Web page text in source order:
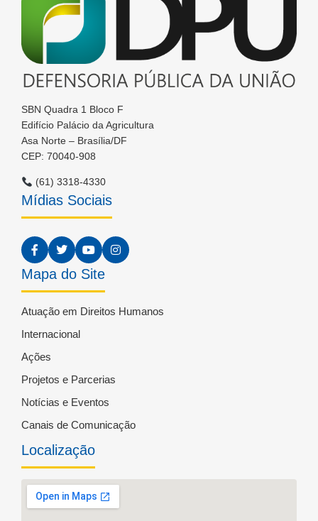
SBN Quadra 1 Bloco F
Edifício Palácio da Agricultura
Asa Norte – Brasília/DF
CEP: 70040-908
(61) 3318-4330
Mídias Sociais
Mapa do Site
Atuação em Direitos Humanos
Internacional
Ações
Projetos e Parcerias
Notícias e Eventos
Canais de Comunicação
Localização